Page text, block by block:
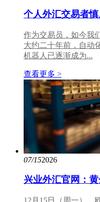
个人外汇交易者
作为交易员，如今我
大约二十年前，自动
机器人已逐渐成为...
查看更多 >
07/152026
兴业外汇官网：
12月15日（周一），